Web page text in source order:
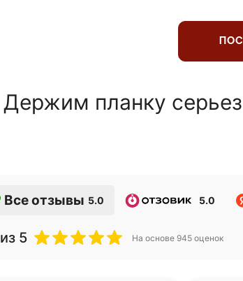
Держим планку
Все отзывы 5.0 5.0
из 5 На основе 945 оценок